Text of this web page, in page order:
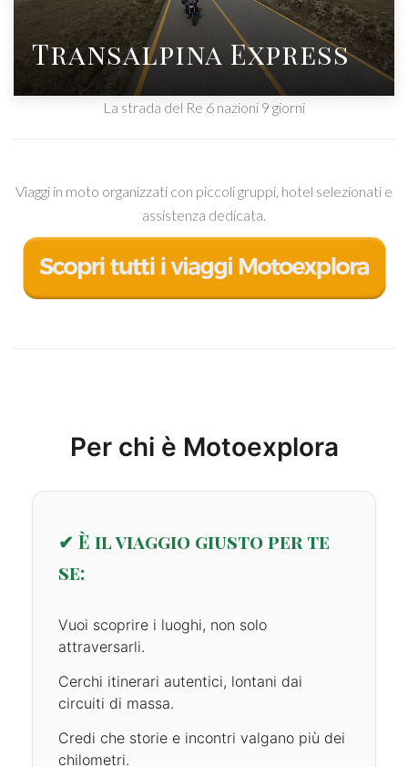
Transalpina Express
La strada del Re 6 nazioni 9 giorni
Viaggi in moto organizzati con piccoli gruppi, hotel selezionati e
assistenza dedicata.
Per chi è Motoexplora
✔ È il viaggio giusto per te
se:
Vuoi scoprire i luoghi, non solo
attraversarli.
Cerchi itinerari autentici, lontani dai
circuiti di massa.
Credi che storie e incontri valgano più dei
chilometri.